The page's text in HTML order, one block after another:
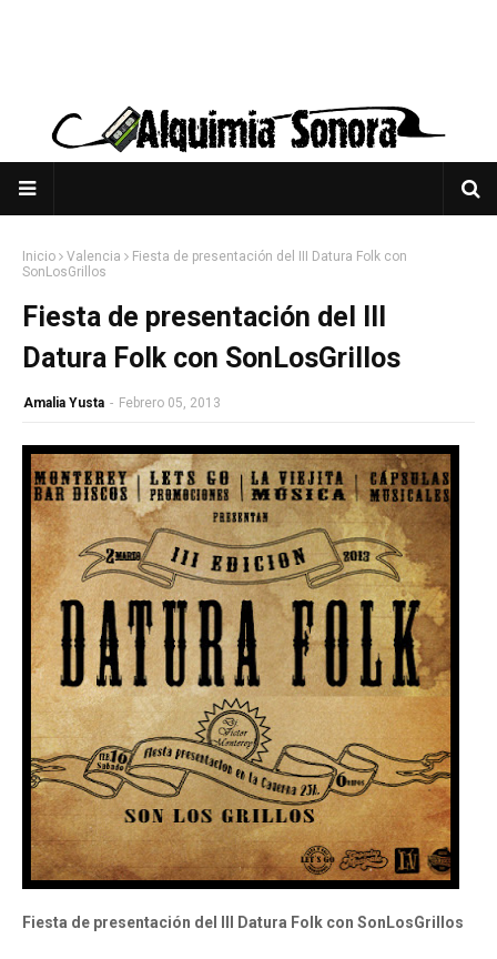
Inicio Valencia
Fiesta de presentación del III Datura Folk con
SonLosGrillos
Fiesta de presentación del III
Datura Folk con SonLosGrillos
Amalia Yusta - Febrero 05, 2013
Fiesta de presentación del III Datura Folk con SonLosGrillos